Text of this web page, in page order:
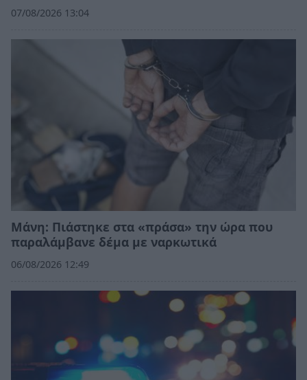
07/08/2026 13:04
Μάνη: Πιάστηκε στα «πράσα» την ώρα που
παραλάμβανε δέμα με ναρκωτικά
06/08/2026 12:49